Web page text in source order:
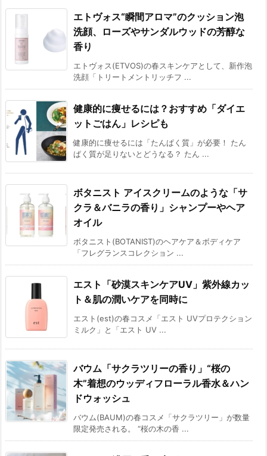
エトヴォス“瞬間アロマ”のクッション泡
洗顔、ローズやサンダルウッドの芳醇な
香り
エトヴォス(ETVOS)の春スキンケアとして、新作泡
洗顔「トリートメントリッチフ ...
健康的に痩せるには？おすすめ「ダイエ
ットごはん」レシピも
健康的に痩せるには「たんぱく質」が必要！ たん
ぱく質が足りないとどうなる？ たん ...
ボタニスト アイスクリームのような「サ
クラ＆バニラの香り」シャンプーやヘア
オイル
ボタニスト(BOTANIST)のヘアケア＆ボディケア
「フレグランスコレクション ...
エスト「砂漠スキンケアUV」紫外線カッ
ト＆肌の潤いケアを同時に
エスト(est)の春コスメ「エスト UVプロテクション
ミルク」と「エスト UV ...
バウム「サクラツリーの香り」“桜の
木”着想のウッディフローラル香水＆ハン
ドウォッシュ
バウム(BAUM)の春コスメ「サクラツリー」が数量
限定発売される。 “桜の木の香 ...